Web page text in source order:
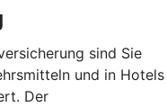
sind Sie
und in Hotels
Der